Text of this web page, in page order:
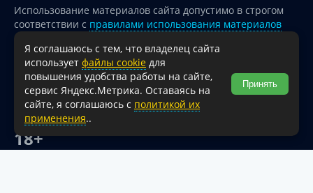
Использование материалов сайта допустимо в строгом
соответствии с правилами использования материалов
опубликованных на сайте
При перепечатке и использовании информации ссылка
на источник обязательна.
Для сайтов и страниц сети Интернет обязательна
активная гиперссылка на официальный интернет-портал
администрации Туапсинского муниципального округа.
18+
Я соглашаюсь с тем, что владелец сайта
использует файлы cookie для
повышения удобства работы на сайте,
сервис Яндекс.Метрика. Оставаясь на
сайте, я соглашаюсь с политикой их
применения..
Принять